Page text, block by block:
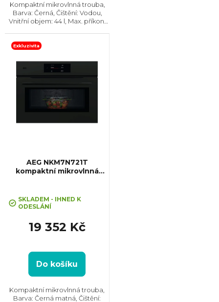
Kompaktní mikrovlnná trouba,
Barva: Černá, Čištění: Vodou,
Vnitřní objem: 44 l, Max. příkon:
dvířkách: 4, Tlumené dovírání
Exkluzivita
AEG NKM7N721T
kompaktní mikrovlnná
SKLADEM - IHNED K
ODESLÁNÍ
19 352 Kč
Do košíku
Kompaktní mikrovlnná trouba,
Barva: Černá matná, Čištění: